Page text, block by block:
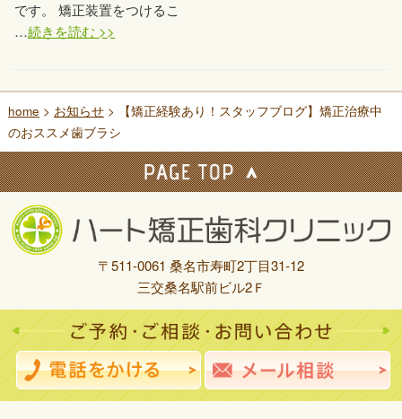
です。 矯正装置をつけるこ
…続きを読む >>
home > お知らせ> 【矯正経験あり！スタッフブログ】矯正治療中
のおススメ歯ブラシ
〒511-0061 桑名市寿町2丁目31-12
三交桑名駅前ビル2Ｆ